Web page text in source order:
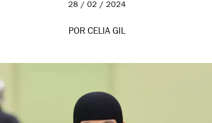
28 / 02 / 2024
POR CELIA GIL